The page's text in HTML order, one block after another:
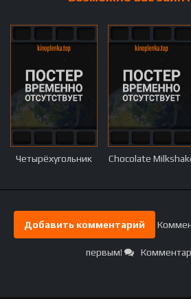
Четырёхугольник Chocolate
Добавить комментарий
первым!